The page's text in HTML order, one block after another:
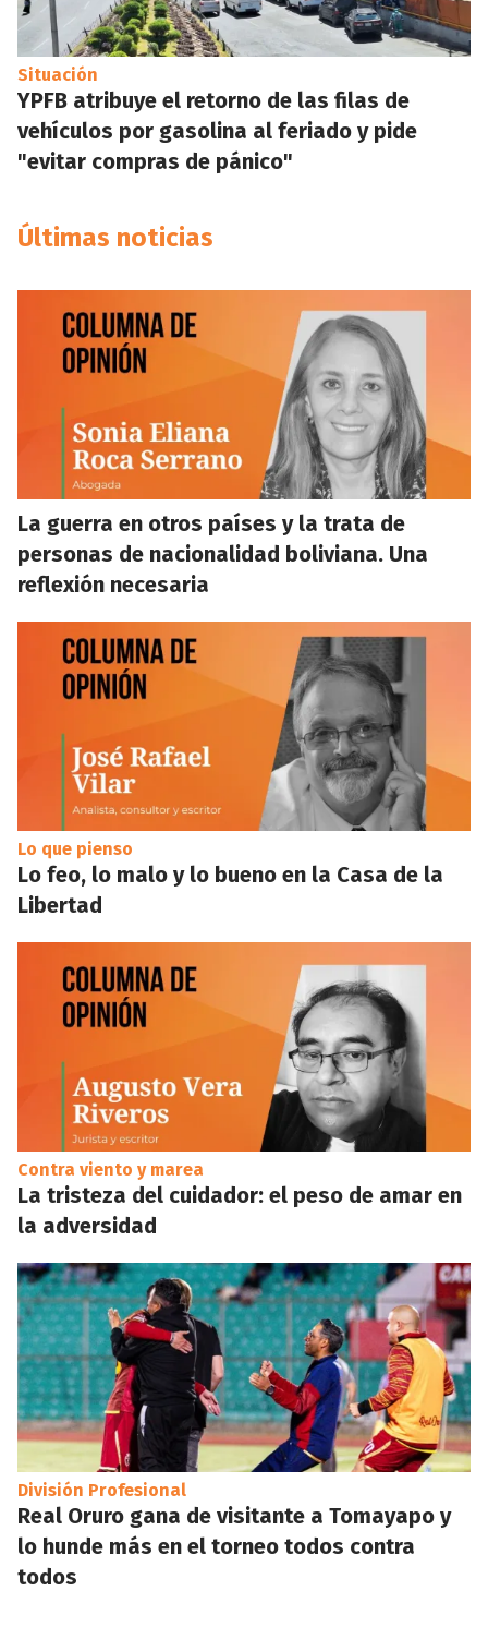
Situación
YPFB atribuye el retorno de las filas de
vehículos por gasolina al feriado y pide
"evitar compras de pánico"
Últimas noticias
La guerra en otros países y la trata de
personas de nacionalidad boliviana. Una
reflexión necesaria
Lo que pienso
Lo feo, lo malo y lo bueno en la Casa de la
Libertad
Contra viento y marea
La tristeza del cuidador: el peso de amar en
la adversidad
División Profesional
Real Oruro gana de visitante a Tomayapo y
lo hunde más en el torneo todos contra
todos